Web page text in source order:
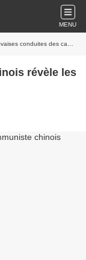
MENU
conduites des cadres
les